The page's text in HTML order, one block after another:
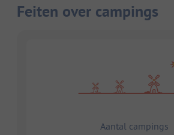
Feiten over campings
Aantal campings